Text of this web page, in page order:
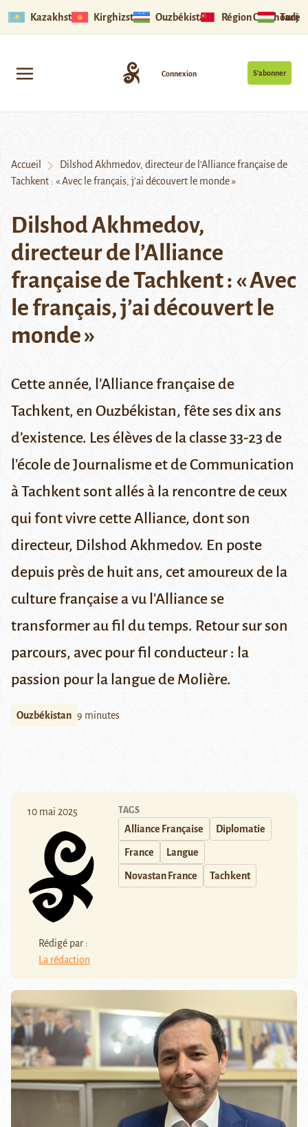
Kazakhstan Kirghizstan Ouzbékistan Région Ouïghoure
S’abonner
Connexion
Accueil
Dilshod Akhmedov, directeur de l’Alliance française de
Tachkent : « Avec le français, j’ai découvert le monde »
Dilshod Akhmedov,
directeur de l’Alliance
française de Tachkent : « Avec
le français, j’ai découvert le
monde »
Cette année, l’Alliance française de
Tachkent, en Ouzbékistan, fête ses dix ans
d’existence. Les élèves de la classe 33-23 de
l'école de Journalisme et de Communication
à Tachkent sont allés à la rencontre de ceux
qui font vivre cette Alliance, dont son
directeur, Dilshod Akhmedov. En poste
depuis près de huit ans, cet amoureux de la
culture française a vu l'Alliance se
transformer au fil du temps. Retour sur son
parcours, avec pour fil conducteur : la
passion pour la langue de Molière.
Ouzbékistan 9 minutes
10 mai 2025
Rédigé par :
La rédaction
TAGS
Alliance Française Diplomatie
France Langue
Novastan France Tachkent